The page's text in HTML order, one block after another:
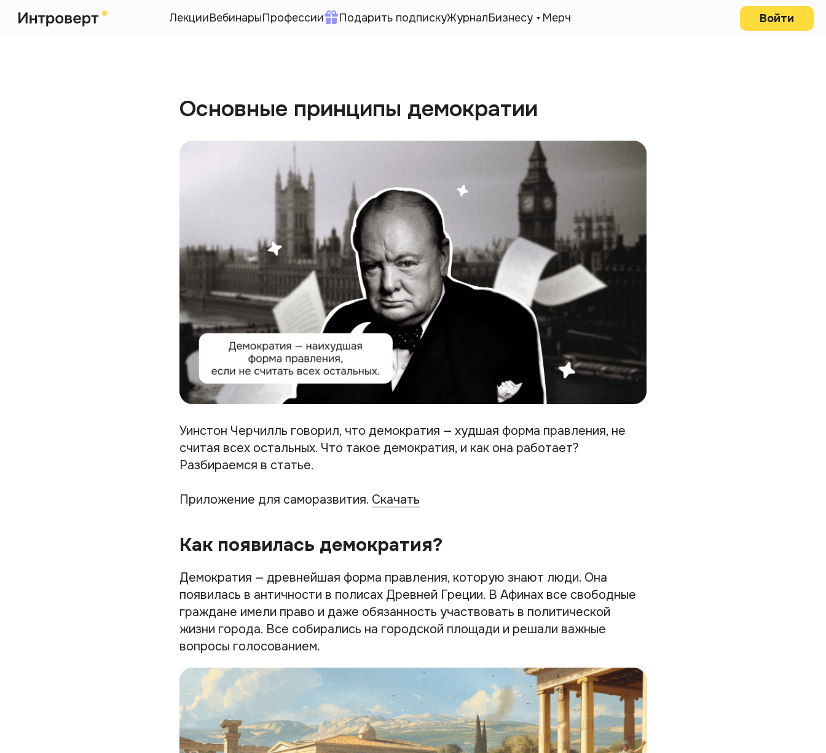
ЛекцииВебинарыПрофессии Подарить подпискуЖурналБизнесу Мерч Войти
Основные принципы демократии
Уинстон Черчилль говорил, что демократия — худшая форма правления, не
считая всех остальных. Что такое демократия, и как она работает?
Разбираемся в статье.
Приложение для саморазвития. Скачать
Как появилась демократия?
Демократия — древнейшая форма правления, которую знают люди. Она
появилась в античности в полисах Древней Греции. В Афинах все свободные
граждане имели право и даже обязанность участвовать в политической
жизни города. Все собирались на городской площади и решали важные
вопросы голосованием.